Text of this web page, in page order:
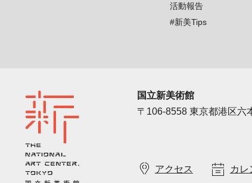
活動報告
#新美Tips
国立新美術館
〒106-8558 東京都港区六
アクセス カレ